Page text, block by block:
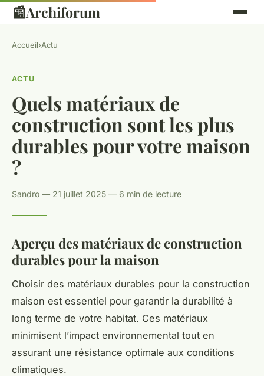
📰Archiforum
Accueil›Actu
ACTU
Quels matériaux de
construction sont les plus
durables pour votre maison
?
Sandro — 21 juillet 2025 — 6 min de lecture
Aperçu des matériaux de construction
durables pour la maison
Choisir des matériaux durables pour la construction
maison est essentiel pour garantir la durabilité à
long terme de votre habitat. Ces matériaux
minimisent l’impact environnemental tout en
assurant une résistance optimale aux conditions
climatiques.